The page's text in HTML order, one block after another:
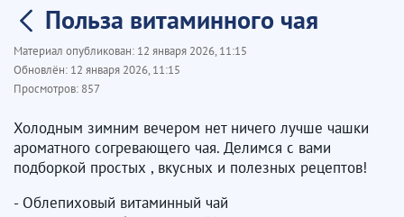
Польза витаминного чая
Материал опубликован: 12 января 2026, 11:15
Обновлён: 12 января 2026, 11:15
Просмотров: 857
Холодным зимним вечером нет ничего лучше чашки
ароматного согревающего чая. Делимся с вами
подборкой простых , вкусных и полезных рецептов!
- Облепиховый витаминный чай